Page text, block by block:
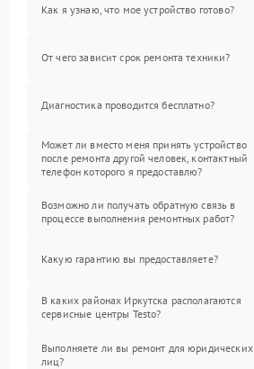
Как я узнаю, что мое устройство готово?
От чего зависит срок ремонта техники?
Диагностика проводится бесплатно?
Может ли вместо меня принять устройство
после ремонта другой человек, контактный
телефон которого я предоставлю?
Возможно ли получать обратную связь в
процессе выполнения ремонтных работ?
Какую гарантию вы предоставляете?
В каких районах Иркутска располагаются
сервисные центры Testo?
Выполняете ли вы ремонт для юридических
лиц?